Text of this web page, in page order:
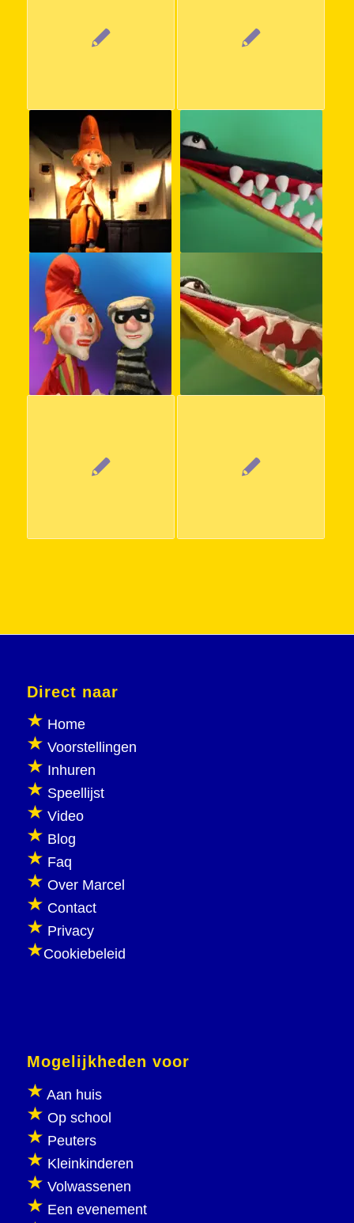
Direct naar
Home
Voorstellingen
Inhuren
Speellijst
Video
Blog
Faq
Over Marcel
Contact
Privacy
Cookiebeleid
Mogelijkheden voor
Aan huis
Op school
Peuters
Kleinkinderen
Volwassenen
Een evenement